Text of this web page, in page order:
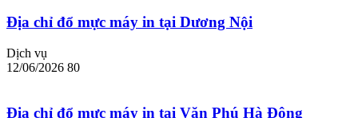
Địa chỉ đổ mực máy in tại Dương Nội
Dịch vụ
12/06/2026 80
Địa chỉ đổ mực máy in tại Văn Phú Hà Đông